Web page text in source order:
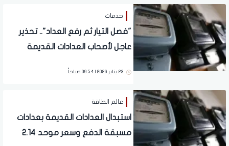
خدمات
"فصل التيار ثم رفع العداد".. تحذير
عاجل لأصحاب العدادات القديمة
23 يناير 2026 | 09:54 صباحاً
عالم الطاقة
استبدال العدادات القديمة بعدادات
مسبقة الدفع وسعر موحد 2.14